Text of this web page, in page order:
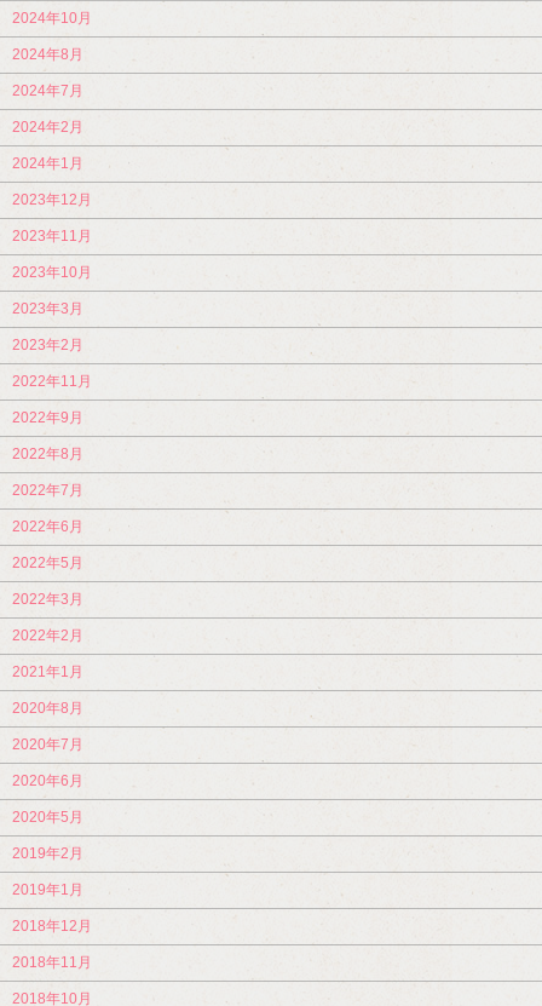
2024年10月
2024年8月
2024年7月
2024年2月
2024年1月
2023年12月
2023年11月
2023年10月
2023年3月
2023年2月
2022年11月
2022年9月
2022年8月
2022年7月
2022年6月
2022年5月
2022年3月
2022年2月
2021年1月
2020年8月
2020年7月
2020年6月
2020年5月
2019年2月
2019年1月
2018年12月
2018年11月
2018年10月